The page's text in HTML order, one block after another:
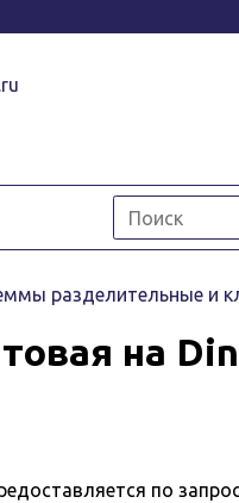
разделительные и
на
по